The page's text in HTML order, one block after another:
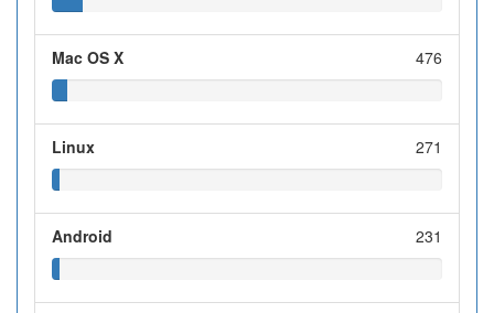
Mac OS X 476
Linux 271
Android 231